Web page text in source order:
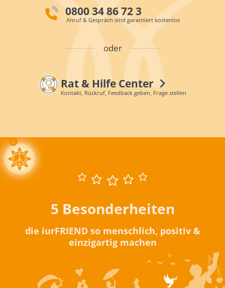
0800 34 86 72 3
Anruf & Gespräch sind garantiert kostenlos
oder
Rat & Hilfe Center
Kontakt, Rückruf, Feedback geben, Frage stellen
5 Besonderheiten
die iurFRIEND so menschlich, positiv &
einzigartig machen